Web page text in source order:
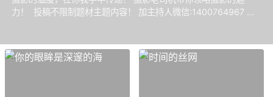
力！ 投稿不限制题材主题内容！ 加主持人微信:1400764967 备